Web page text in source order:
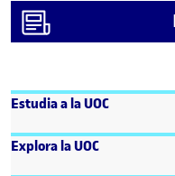
Estudia a la UOC
Explora la UOC